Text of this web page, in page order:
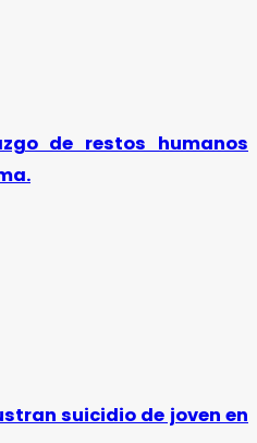
de restos humanos
suicidio de joven en